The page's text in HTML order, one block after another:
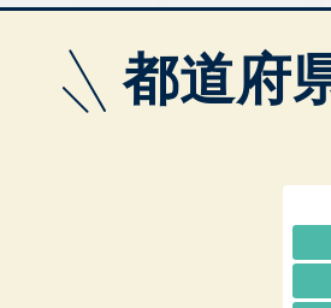
都道府